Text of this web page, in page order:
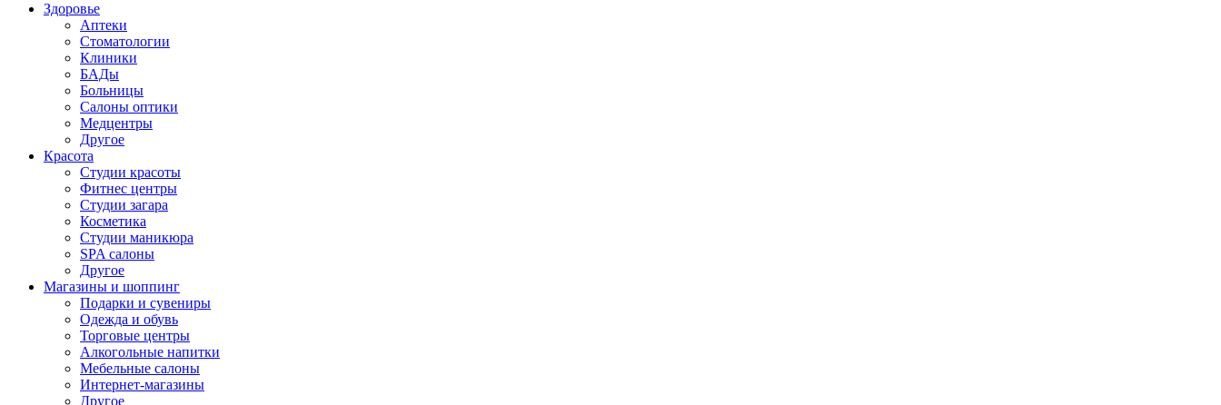
Здоровье
Аптеки
Стоматологии
Клиники
БАДы
Больницы
Салоны оптики
Медцентры
Другое
Красота
Студии красоты
Фитнес центры
Студии загара
Косметика
Студии маникюра
SPA салоны
Другое
Магазины и шоппинг
Подарки и сувениры
Одежда и обувь
Торговые центры
Алкогольные напитки
Мебельные салоны
Интернет-магазины
Другое